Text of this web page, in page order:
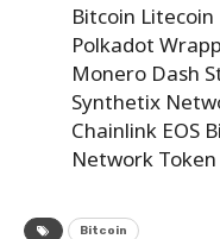
Bitcoin Litecoin
Polkadot
Monero Dash
Synthetix
Chainlink EOS
Network Token
Bitcoin